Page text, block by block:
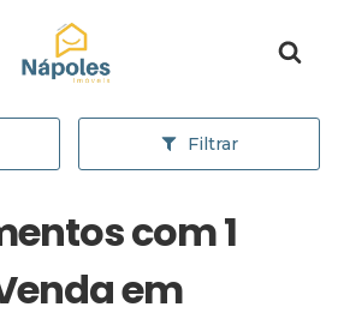
Página inicial
Filtrar
com 1
em